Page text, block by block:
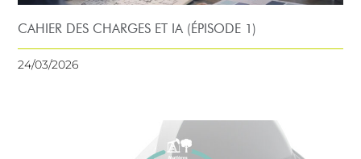
CAHIER DES CHARGES ET IA (ÉPISODE 1)
24/03/2026